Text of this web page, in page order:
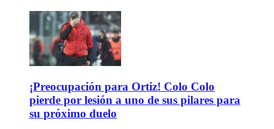
¡Preocupación para Ortiz! Colo Colo
pierde por lesión a uno de sus pilares para
su próximo duelo